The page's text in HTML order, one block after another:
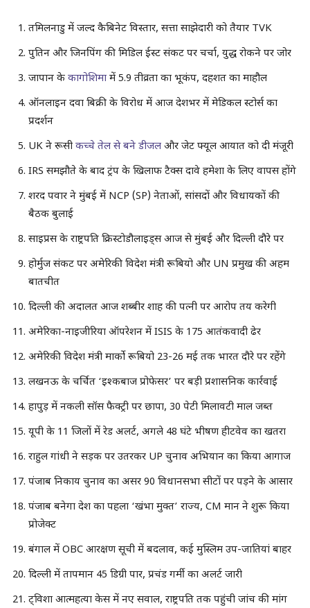
तमिलनाडु में जल्द कैबिनेट विस्तार, सत्ता साझेदारी को तैयार TVK
पुतिन और जिनपिंग की मिडिल ईस्ट संकट पर चर्चा, युद्ध रोकने पर जोर
जापान के कागोशिमा में 5.9 तीव्रता का भूकंप, दहशत का माहौल
ऑनलाइन दवा बिक्री के विरोध में आज देशभर में मेडिकल स्टोर्स का
प्रदर्शन
UK ने रूसी कच्चे तेल से बने डीजल और जेट फ्यूल आयात को दी मंजूरी
IRS समझौते के बाद ट्रंप के खिलाफ टैक्स दावे हमेशा के लिए वापस होंगे
शरद पवार ने मुंबई में NCP (SP) नेताओं, सांसदों और विधायकों की
बैठक बुलाई
साइप्रस के राष्ट्रपति क्रिस्टोडौलाइड्स आज से मुंबई और दिल्ली दौरे पर
होर्मुज संकट पर अमेरिकी विदेश मंत्री रूबियो और UN प्रमुख की अहम
बातचीत
दिल्ली की अदालत आज शब्बीर शाह की पत्नी पर आरोप तय करेगी
अमेरिका-नाइजीरिया ऑपरेशन में ISIS के 175 आतंकवादी ढेर
अमेरिकी विदेश मंत्री मार्को रूबियो 23-26 मई तक भारत दौरे पर रहेंगे
लखनऊ के चर्चित ‘इश्कबाज प्रोफेसर’ पर बड़ी प्रशासनिक कार्रवाई
हापुड़ में नकली सॉस फैक्ट्री पर छापा, 30 पेटी मिलावटी माल जब्त
यूपी के 11 जिलों में रेड अलर्ट, अगले 48 घंटे भीषण हीटवेव का खतरा
राहुल गांधी ने सड़क पर उतरकर UP चुनाव अभियान का किया आगाज
पंजाब निकाय चुनाव का असर 90 विधानसभा सीटों पर पड़ने के आसार
पंजाब बनेगा देश का पहला ‘खंभा मुक्त’ राज्य, CM मान ने शुरू किया
प्रोजेक्ट
बंगाल में OBC आरक्षण सूची में बदलाव, कई मुस्लिम उप-जातियां बाहर
दिल्ली में तापमान 45 डिग्री पार, प्रचंड गर्मी का अलर्ट जारी
ट्विशा आत्महत्या केस में नए सवाल, राष्ट्रपति तक पहुंची जांच की मांग